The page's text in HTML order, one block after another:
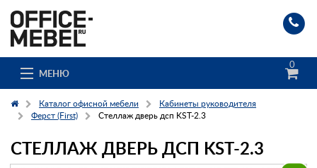
МЕНЮ
0
Каталог
Каталог офисной мебели
Кабинеты руководителя
Ферст (First)
Стеллаж дверь дсп KST-2.3
СТЕЛЛАЖ ДВЕРЬ ДСП KST-2.3